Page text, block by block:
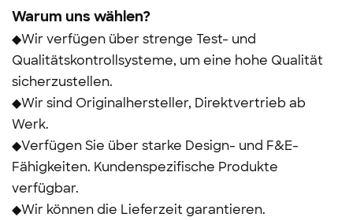
Warum uns wählen?
◆Wir verfügen über strenge Test- und
Qualitätskontrollsysteme, um eine hohe Qualität
sicherzustellen.
◆Wir sind Originalhersteller, Direktvertrieb ab
Werk.
◆Verfügen Sie über starke Design- und F&E-
Fähigkeiten. Kundenspezifische Produkte
verfügbar.
◆Wir können die Lieferzeit garantieren.